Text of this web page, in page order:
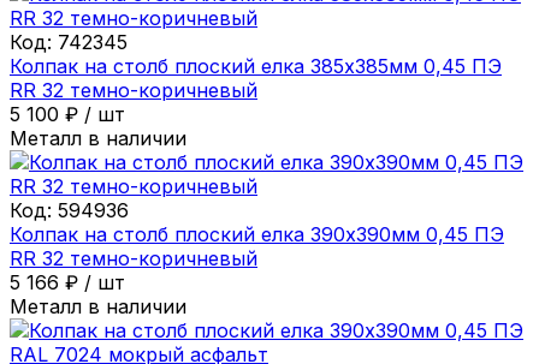
Код: 742345
Колпак на столб плоский елка 385х385мм 0,45 ПЭ
RR 32 темно-коричневый
5 100 ₽ / шт
Металл в наличии
Код: 594936
Колпак на столб плоский елка 390х390мм 0,45 ПЭ
RR 32 темно-коричневый
5 166 ₽ / шт
Металл в наличии